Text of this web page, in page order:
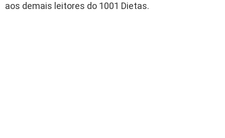
aos demais leitores do 1001 Dietas.